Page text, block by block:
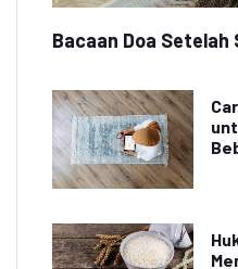
Bacaan Doa Setelah